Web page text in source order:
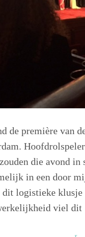
de première van
die avond
in een door
dit logistieke
viel dit